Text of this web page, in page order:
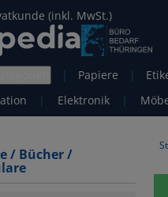
(inkl. MwSt.)
| Papiere |
| Elektronik |
/ Bücher /